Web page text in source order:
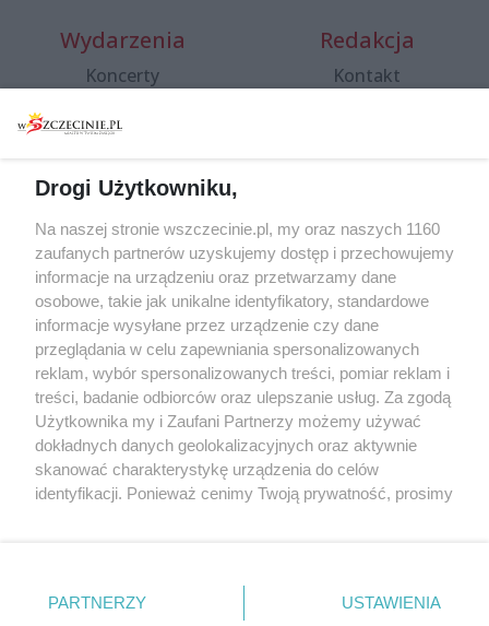
Wydarzenia
Koncerty
Spacery i oprowadzania
targi
Wernisaże
Więcej
Redakcja
Kontakt
Specjalny koncert z okazji
20. urodzin portalu
wSzczecinie.pl
Regulamin konkursów
śniadaniówka "Hej
Szczecin! Jest piątek!"
Partnerzy
Praca Szczecin
Drogi Użytkowniku,
Na naszej stronie wszczecinie.pl, my oraz naszych 1160
zaufanych partnerów uzyskujemy dostęp i przechowujemy
informacje na urządzeniu oraz przetwarzamy dane
osobowe, takie jak unikalne identyfikatory, standardowe
informacje wysyłane przez urządzenie czy dane
przeglądania w celu zapewniania spersonalizowanych
reklam, wybór spersonalizowanych treści, pomiar reklam i
treści, badanie odbiorców oraz ulepszanie usług. Za zgodą
Użytkownika my i Zaufani Partnerzy możemy używać
dokładnych danych geolokalizacyjnych oraz aktywnie
skanować charakterystykę urządzenia do celów
identyfikacji. Ponieważ cenimy Twoją prywatność, prosimy
prywatności znajdujący się w lewym dolnym rogu strony
. Niektóre rodzaje przetwarzania danych nie wymagają
PARTNERZY USTAWIENIA